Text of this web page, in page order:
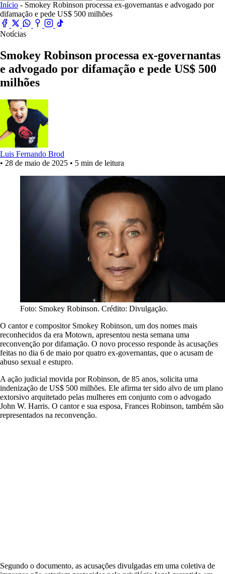
Início - Smokey Robinson processa ex-governantas e advogado por
difamação e pede US$ 500 milhões
Notícias
Smokey Robinson processa ex-governantas
e advogado por difamação e pede US$ 500
milhões
Luis Fernando Brod
• 28 de maio de 2025 • 5 min de leitura
Foto: Smokey Robinson. Crédito: Divulgação.
O cantor e compositor Smokey Robinson, um dos nomes mais
reconhecidos da era Motown, apresentou nesta semana uma
reconvenção por difamação. O novo processo responde às acusações
feitas no dia 6 de maio por quatro ex-governantas, que o acusam de
abuso sexual e estupro.
A ação judicial movida por Robinson, de 85 anos, solicita uma
indenização de US$ 500 milhões. Ele afirma ter sido alvo de um plano
extorsivo arquitetado pelas mulheres em conjunto com o advogado
John W. Harris. O cantor e sua esposa, Frances Robinson, também são
representados na reconvenção.
Segundo o documento, as acusações divulgadas em uma coletiva de